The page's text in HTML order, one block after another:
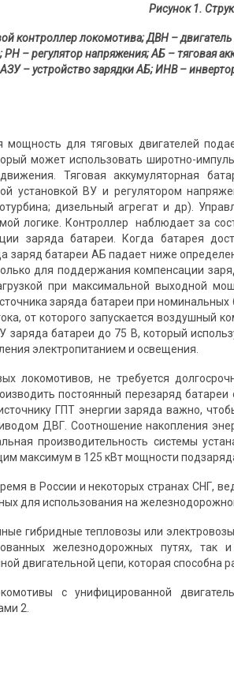
Рисунок 1.
контроллер локомотива; ДВН –
РН – регулятор напряжения; АБ – тяговая
АЗУ – устройство зарядки АБ; ИНВ –
мощность для тяговых двигателей
может использовать широтно-
Тяговая аккумуляторная
установкой ВУ и регулятором
дизельный агрегат и др).
логике. Контроллер наблюдает за
заряда батареи. Когда батарея
заряд батареи АБ падает ниже
для поддержания компенсации
при максимальной выходной
заряда батареи при
от которого запускается воздушный
заряда батареи до 75 В, который
электропитанием и освещения.
локомотивов, не требуется
постоянный перезаряд
ГПТ энергии заряда важно,
ДВГ. Соотношение накопления
производительность системы
максимум в 125 кВт мощности
в России и некоторых странах СНГ,
для использования на
гибридные тепловозы или
железнодорожных путях,
двигательной цепи, которая способна
с унифицированной
2.